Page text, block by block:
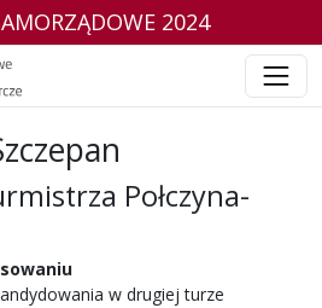
2024
Połczyna-
w 2024 r.
w drugiej turze